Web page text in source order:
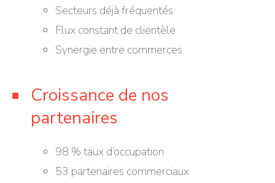
Secteurs déjà fréquentés
Flux constant de clientèle
Synergie entre commerces
Croissance de nos
partenaires
98 % taux d’occupation
53 partenaires commerciaux